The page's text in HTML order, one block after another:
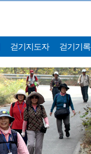
걷기지도자 걷기기